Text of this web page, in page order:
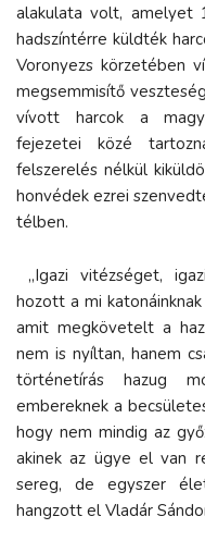
alakulata volt, amelyet
hadszíntérre küldték
Voronyezs körzetében
megsemmisítő
vívott harcok a
fejezetei közé
felszerelés nélkül
honvédek ezrei
télben.
„Igazi vitézséget,
hozott a mi
amit megkövetelt a
nem is nyíltan, hanem
történetírás hazug
embereknek a
hogy nem mindig az
akinek az ügye el van
sereg, de egyszer
hangzott el Vladár